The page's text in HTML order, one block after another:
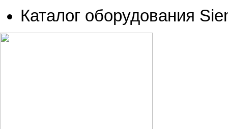
Каталог оборудования